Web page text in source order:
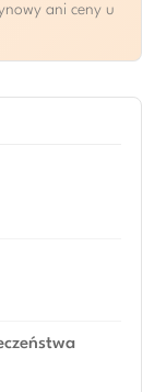
ani ceny u